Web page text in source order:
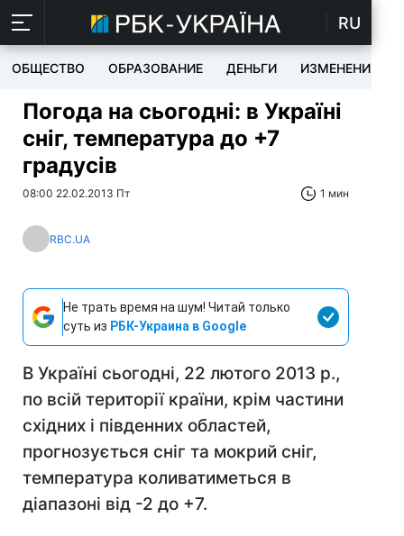
RU
ОБЩЕСТВО ОБРАЗОВАНИЕ ДЕНЬГИ ИЗМЕНЕНИЯ
Погода на сьогодні: в Україні
сніг, температура до +7
градусів
08:00 22.02.2013 Пт 1 мин
RBC.UA
Не трать время на шум! Читай только
суть из РБК-Украина в Google
В Україні сьогодні, 22 лютого 2013 р.,
по всій території країни, крім частини
східних і південних областей,
прогнозується сніг та мокрий сніг,
температура коливатиметься в
діапазоні від -2 до +7.